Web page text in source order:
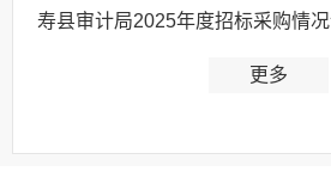
寿县审计局2025年度招标采购情
更多